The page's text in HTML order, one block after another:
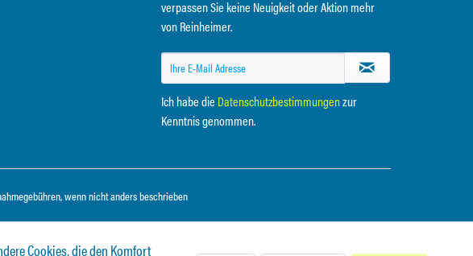
verpassen Sie keine Neuigkeit oder Aktion mehr
von Reinheimer.
Ich habe die Datenschutzbestimmungenzur
Kenntnis genommen.
wenn nicht anders beschrieben
Cookies, die den Komfort